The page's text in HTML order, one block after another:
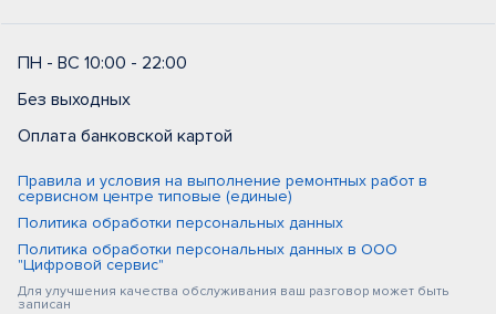
ПН - ВС 10:00 - 22:00
Без выходных
Оплата банковской картой
Правила и условия на выполнение ремонтных работ в
сервисном центре типовые (единые)
Политика обработки персональных данных
Политика обработки персональных данных в ООО
"Цифровой сервис"
Для улучшения качества обслуживания ваш разговор может быть
записан